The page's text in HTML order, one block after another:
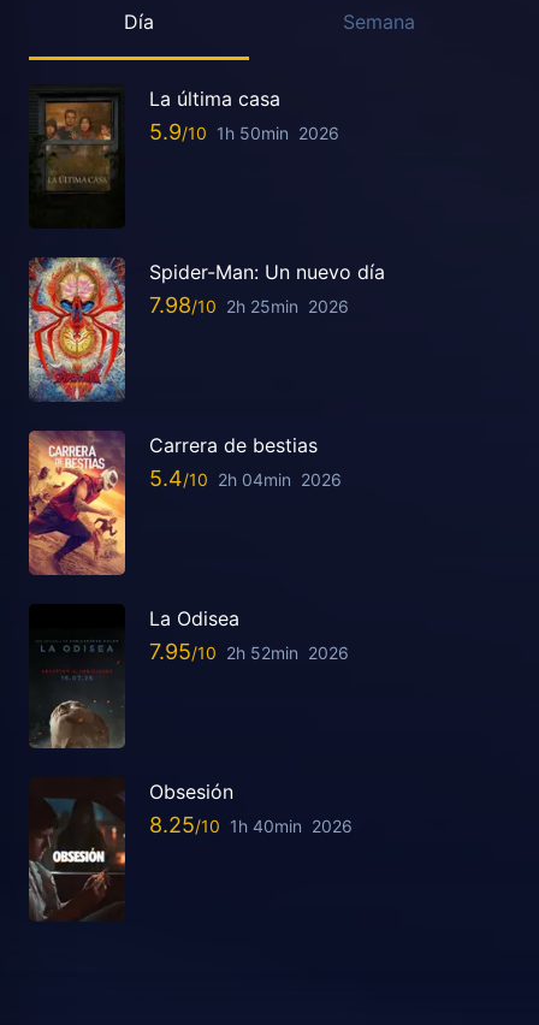
Día Semana
La última casa
5.9 1h 50min 2026
Spider-Man: Un nuevo día
7.98 2h 25min 2026
Carrera de bestias
5.4 2h 04min 2026
La Odisea
7.95 2h 52min 2026
Obsesión
8.25 1h 40min 2026